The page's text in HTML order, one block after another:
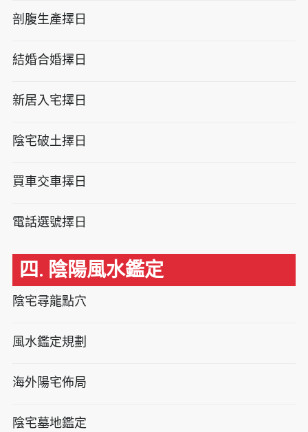
剖腹生產擇日
結婚合婚擇日
新居入宅擇日
陰宅破土擇日
買車交車擇日
電話選號擇日
四. 陰陽風水鑑定
陰宅尋龍點穴
風水鑑定規劃
海外陽宅佈局
陰宅墓地鑑定